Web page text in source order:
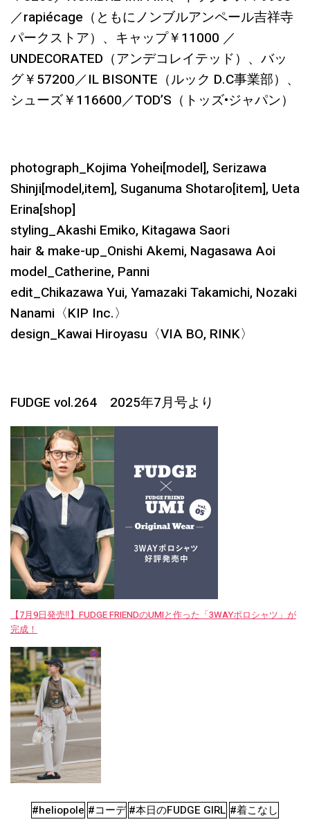
／rapiécage（ともにノンブルアンペール吉祥寺
パークストア）、キャップ￥11000 ／
UNDECORATED（アンデコレイテッド）、バッ
グ￥57200／IL BISONTE（ルック D.C事業部）、
シューズ￥116600／TOD’S（トッズ•ジャパン）
photograph_Kojima Yohei[model], Serizawa
Shinji[model,item], Suganuma Shotaro[item], Ueta
Erina[shop]
styling_Akashi Emiko, Kitagawa Saori
hair & make-up_Onishi Akemi, Nagasawa Aoi
model_Catherine, Panni
edit_Chikazawa Yui, Yamazaki Takamichi, Nozaki
Nanami〈KIP Inc.〉
design_Kawai Hiroyasu〈VIA BO, RINK〉
FUDGE vol.264 2025年7月号より
【7月9日発売‼︎】FUDGE FRIENDのUMIと作った「3WAYポロシャツ」が
完成！
#heliopole #コーデ #本日のFUDGE GIRL #着こなし